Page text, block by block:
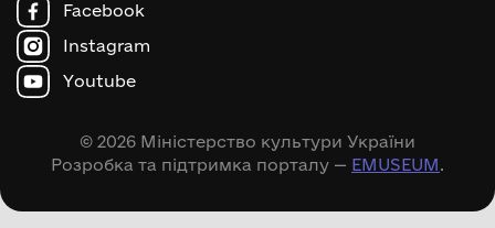
Facebook
Instagram
Youtube
© 2026 Міністерство культури України
Розробка та підтримка порталу — EMUSEUM.